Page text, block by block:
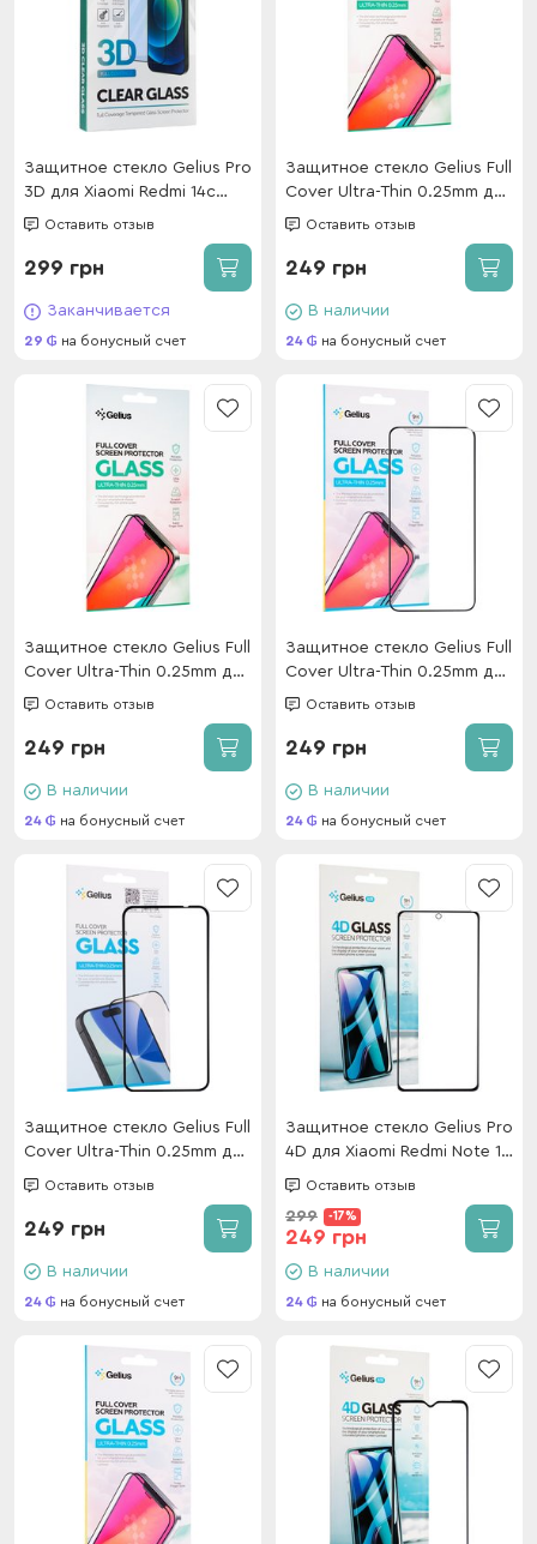
Защитное стекло Gelius Pro
3D для Xiaomi Redmi 14c
4G/A4/Poco C75 Black
Оставить отзыв
299 грн
Заканчивается
29 на бонусный счет
Защитное стекло Gelius Full
Cover Ultra-Thin 0.25mm для
Xiaomi Redmi Note 14 5G
Оставить отзыв
249 грн
В наличии
24 на бонусный счет
Защитное стекло Gelius Full
Cover Ultra-Thin 0.25mm для
Samsung S24 Ultra (S928)
Оставить отзыв
249 грн
В наличии
24 на бонусный счет
Защитное стекло Gelius Full
Cover Ultra-Thin 0.25mm для
Samsung S24 (S921) Black
Оставить отзыв
249 грн
В наличии
24 на бонусный счет
Защитное стекло Gelius Full
Cover Ultra-Thin 0.25mm для
Xiaomi Redmi 15 EU 171mm
Оставить отзыв
249 грн
В наличии
24 на бонусный счет
Защитное стекло Gelius Pro
4D для Xiaomi Redmi Note 11
Pro/Note 11 Pro Plus/Note 12
Оставить отзыв
299 -17%
249 грн
В наличии
24 на бонусный счет